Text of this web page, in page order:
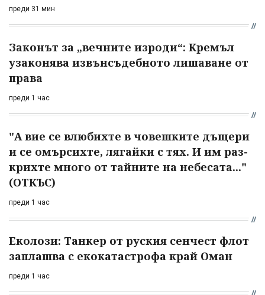
преди 31 мин
Законът за „вечните изроди“: Кремъл
узаконява извънсъдебното лишаване от
права
преди 1 час
"А вие се влюбихте в чо­вешките дъщери
и се омърсихте, лягайки с тях. И им раз­
крихте много от тайните на небесата..."
(ОТКЪС)
преди 1 час
Еколози: Танкер от руския сенчест флот
заплашва с екокатастрофа край Оман
преди 1 час